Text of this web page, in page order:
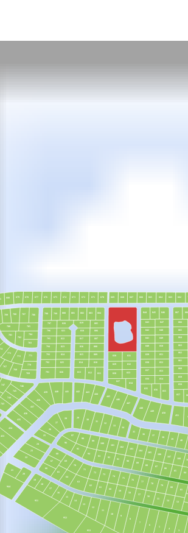
3
4
5
6
7
8
9
10
11
12
13
14
15
16
17
18
19
20
21
22
23
24
25
26
27
28 29
30
31
32
33
34
35
36
37
38 39 40
53
54
55
56
57
58
59
60
61
62
63
64
65
66
67
68
69
70
71
72
73
74
75
76
77
78
79
80
81
84
85
86
87
88
89
90
91
92
93
94
95
96
97
98
99
100
101
102
103
104
105
106
107
108
433
434
435
436
437
438
439 440 441 442 443
444
445
446
447
448
449
450
451
662
663
664
665
666
667
668
669
670
671
672
673
674
675
676
677
678
679
680
743
744
745
746
747
767
768
769
770
771
772
773
780
781
782
783
784
785
786
787
788
789
791
792
793
794
795
796
797
798 799 800 801 802 803 804
805
806
807
808
809
810
811
812
813
814
815
816
817
818
819
820
821
822
823
824
825
826
827
828
829
830 831
832
833
834
835
836
837
838
839
840
841
842
843
844 845 846
847
848
849
850
851
852
853
854
855
856
857
858
859
860
861
862
863
864
865
866
867 868
944
951
953
952